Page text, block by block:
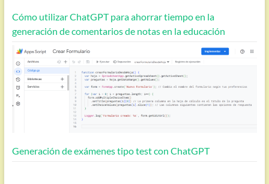
Cómo utilizar ChatGPT para ahorrar tiempo en la
generación de comentarios de notas en la educación
Generación de exámenes tipo test con ChatGPT